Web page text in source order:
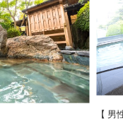
【 男